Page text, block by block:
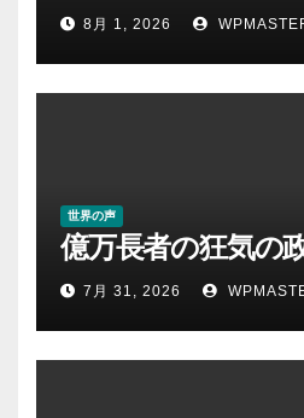
8月 1, 2026
世界の声
億万長者の狂気の
7月 31, 2026